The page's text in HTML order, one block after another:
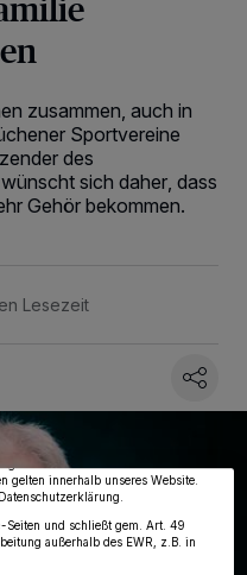
zusammen, auch in
Sportvereine
des
sich daher, dass
Gehör bekommen.
Lesezeit
Inhalte und Anzeigen
Sie können dieses Menü jederzeit
oder Ihre Einwilligung zu
oder Ablehnen am unteren
gelten innerhalb unseres Website.
und schließt gem. Art. 49
außerhalb des EWR, z.B. in